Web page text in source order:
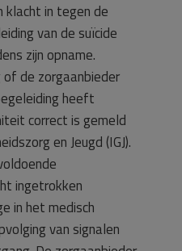
klacht in tegen de
van de suïcide
zijn opname.
de zorgaanbieder
heeft
correct is gemeld
en Jeugd (IGJ).
ingetrokken
in het medisch
van signalen